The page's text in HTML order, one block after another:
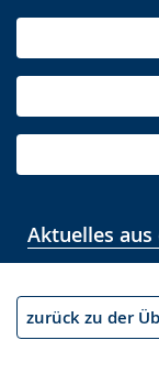
Aktuelles
zurück zu der